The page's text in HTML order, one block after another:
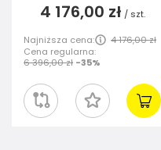
4 176,00 zł / szt.
Najniższa cena:
4 176,00 zł
Cena regularna:
6 396,00 zł -35%